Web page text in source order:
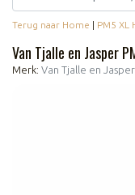
Terug naar Home | PM5 XL
Van Tjalle en Jasper
Merk: Van Tjalle en Jasper